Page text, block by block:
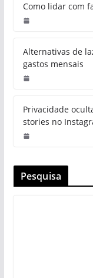
Como lidar com
Alternativas de
gastos mensais
Privacidade
stories no
Pesquisa